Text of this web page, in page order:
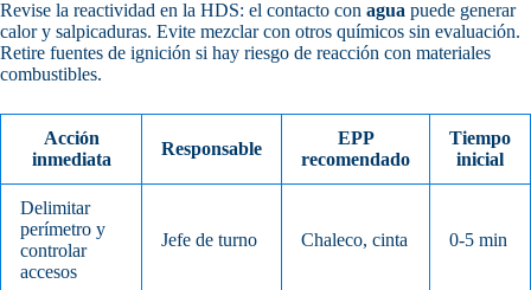
Revise la reactividad en la HDS: el contacto con agua puede generar
calor y salpicaduras. Evite mezclar con otros químicos sin evaluación.
Retire fuentes de ignición si hay riesgo de reacción con materiales
combustibles.
Acción
inmediata
Responsable
EPP
recomendado
Tiempo
inicial
Delimitar
perímetro y
controlar
accesos
Jefe de turno Chaleco, cinta 0-5 min